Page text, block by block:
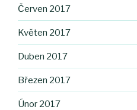
Červen 2017
Květen 2017
Duben 2017
Březen 2017
Únor 2017